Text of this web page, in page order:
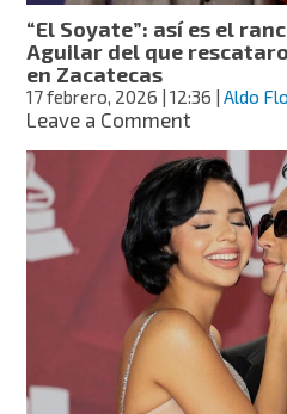
“El Soyate”: así es el
Aguilar del que
en Zacatecas
17 febrero, 2026 | 12:36 |Aldo
Leave a Commenton
Soyate”:
así
es
el
rancho
de
la
familia
Aguilar